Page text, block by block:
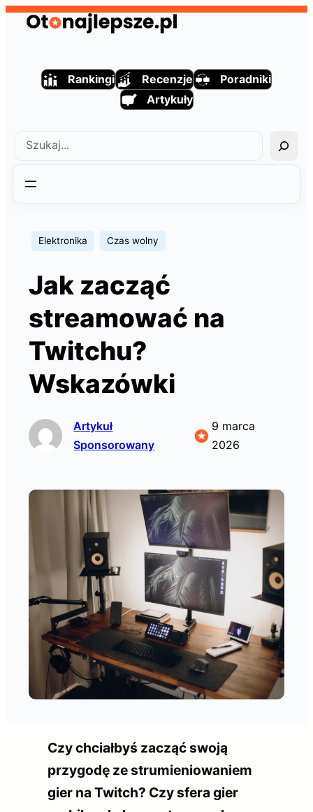
Przejdź
Rankingi Recenzje
Poradniki
Artykuły
Szukaj
Elektronika Czas wolny
Jak zacząć
streamować na
Twitchu?
Wskazówki
Artykuł
Sponsorowany
9 marca
2026
Czy chciałbyś zacząć swoją
przygodę ze strumieniowaniem
gier na Twitch? Czy sfera gier